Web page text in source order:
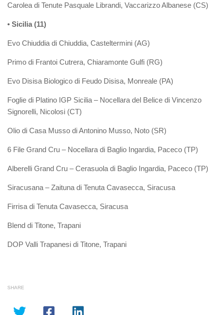
Carolea di Tenute Pasquale Librandi, Vaccarizzo Albanese (CS)
• Sicilia (11)
Evo Chiuddia di Chiuddia, Casteltermini (AG)
Primo di Frantoi Cutrera, Chiaramonte Gulfi (RG)
Evo Disisa Biologico di Feudo Disisa, Monreale (PA)
Foglie di Platino IGP Sicilia – Nocellara del Belice di Vincenzo
Signorelli, Nicolosi (CT)
Olio di Casa Musso di Antonino Musso, Noto (SR)
6 File Grand Cru – Nocellara di Baglio Ingardia, Paceco (TP)
Alberelli Grand Cru – Cerasuola di Baglio Ingardia, Paceco (TP)
Siracusana – Zaituna di Tenuta Cavasecca, Siracusa
Firrisa di Tenuta Cavasecca, Siracusa
Blend di Titone, Trapani
DOP Valli Trapanesi di Titone, Trapani
SHARE